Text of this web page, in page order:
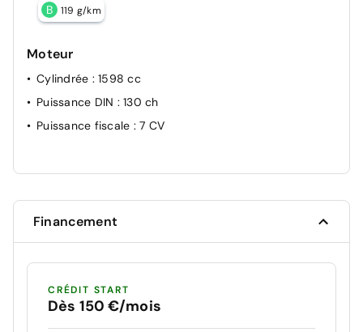
B 119 g/km
Moteur
Cylindrée : 1598 cc
Puissance DIN : 130 ch
Puissance fiscale : 7 CV
Financement
CRÉDIT START
Dès 150 €/mois